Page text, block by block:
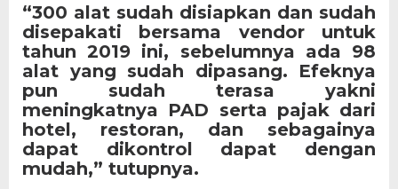
“300 alat sudah disiapkan dan sudah
disepakati bersama vendor untuk
tahun 2019 ini, sebelumnya ada 98
alat yang sudah dipasang. Efeknya
pun sudah terasa yakni
meningkatnya PAD serta pajak dari
hotel, restoran, dan sebagainya
dapat dikontrol dapat dengan
mudah,” tutupnya.